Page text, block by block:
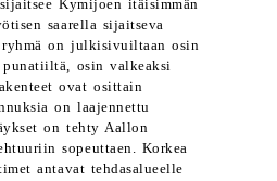
Kymijoen itäisimmän
saarella sijaitseva
ryhmä on julkisivuiltaan osin
punatiiltä, osin valkeaksi
ovat osittain
on laajennettu
on tehty Aallon
sopeuttaen. Korkea
antavat tehdasalueelle